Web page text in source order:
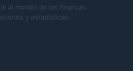
al mundo de las finanzas.
y estadísticas.